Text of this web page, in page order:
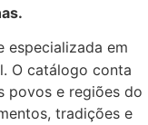
especializada em
O catálogo conta
povos e regiões do
tradições e